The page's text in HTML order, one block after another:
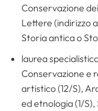
Conservazione
Lettere (indirizzo
Storia antica o
laurea
Conservazione e
artistico (12/S),
ed etnologia (1/